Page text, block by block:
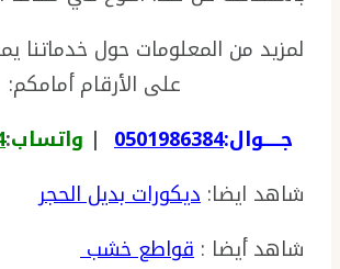
لمزيد من المعلومات حول خدماتنا
على الأرقام أمامكم:
جـــــوال:0501986384
| واتساب:
شاهد ايضا: ديكورات بديل الحجر
شاهد أيضا : قواطع خشب